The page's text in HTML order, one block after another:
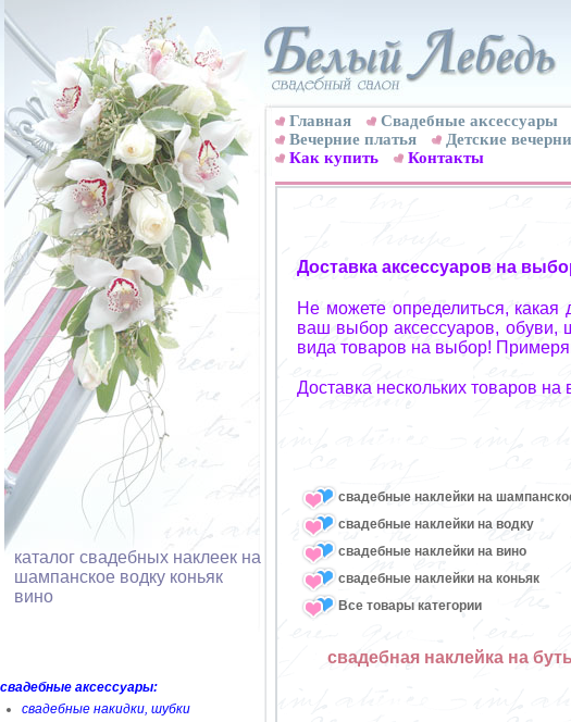
каталог свадебных наклеек на
шампанское водку коньяк
вино
свадебные аксессуары:
свадебные накидки, шубки
Главная Свадебные аксессуары
Вечерние платья
Детские
Как купить
Контакты
Доставка аксессуаров на
Не можете определиться,
ваш выбор аксессуаров, обуви,
вида товаров на выбор!
Доставка нескольких товаров
свадебные наклейки на
свадебные наклейки на водку
свадебные наклейки на вино
свадебные наклейки на коньяк
Все товары категории
свадебная наклейка на